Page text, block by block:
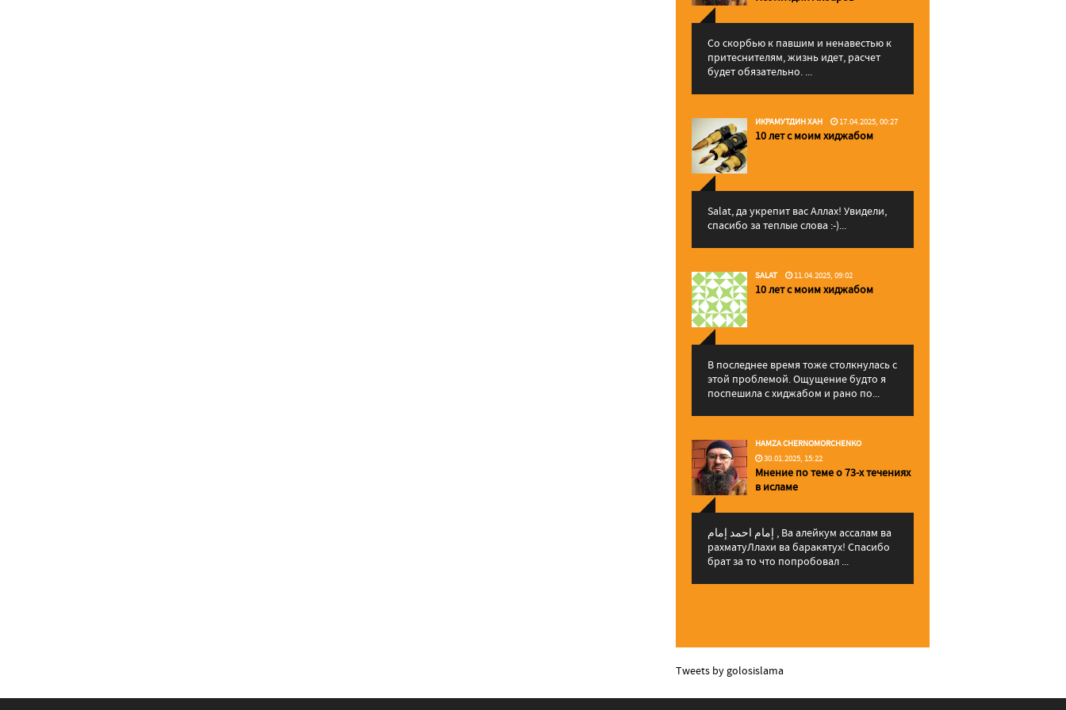
Со скорбью к павшим и ненавестью к
притеснителям, жизнь идет, расчет
будет обязательно. ...
ИКРАМУТДИН ХАН 17.04.2025, 00:27
10 лет с моим хиджабом
Salat, да укрепит вас Аллаx! Увидели,
спасибо за теплые слова :-)...
SALAT 11.04.2025, 09:02
10 лет с моим хиджабом
В последнее время тоже столкнулась с
этой проблемой. Ощущение будто я
поспешила с хиджабом и рано по...
HAMZA CHERNOMORCHENKO
30.01.2025, 15:22
Мнение по теме о 73-х течениях
в исламе
إمام احمد إمام , Ва алейкум ассалам ва
рахматуЛлахи ва баракятух! Спасибо
брат за то что попробовал ...
Tweets by golosislama